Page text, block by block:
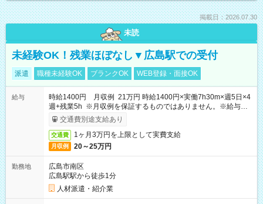
掲載日：2026.07.30
未読
未経験OK！残業ほぼなし▼広島駅での受付
派遣 職種未経験OK ブランクOK WEB登録・面接OK
給与
時給1400円 月収例 21万円 時給1400円×実働7h30m×週5日×4
週+残業5h ※月収例を保証するものではありません。※給与即
受取りサービス利用可（利用条件有）
交通費別途支給あり
交通費 1ヶ月3万円を上限として実費支給
月収例 20～25万円
勤務地
広島市南区
広島駅駅から徒歩1分
人材派遣・紹介業